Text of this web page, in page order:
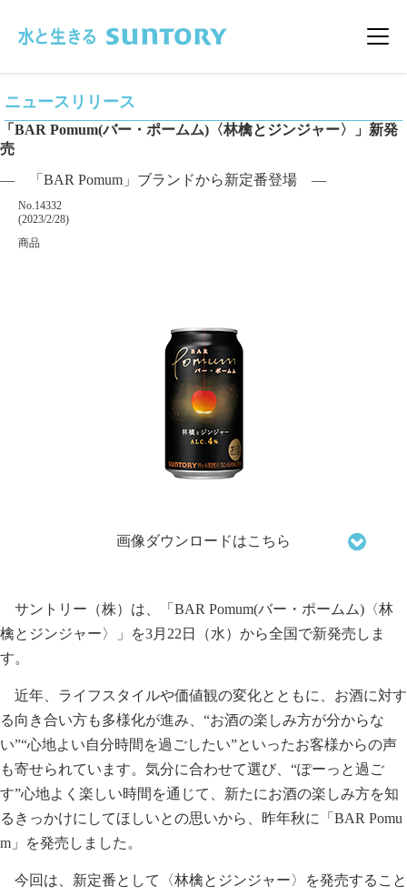
メ
ニュースリリース
「BAR Pomum(バー・ポームム)〈林檎とジンジャー〉」新発
売
― 「BAR Pomum」ブランドから新定番登場 ―
掲載番号
No.14332
掲載日
(2023/2/28)
カテゴリー
商品
画像ダウンロードはこちら
サントリー（株）は、「BAR Pomum(バー・ポームム)〈林
檎とジンジャー〉」を3月22日（水）から全国で新発売しま
す。
近年、ライフスタイルや価値観の変化とともに、お酒に対す
る向き合い方も多様化が進み、“お酒の楽しみ方が分からな
い”“心地よい自分時間を過ごしたい”といったお客様からの声
も寄せられています。気分に合わせて選び、“ぽーっと過ご
す”心地よく楽しい時間を通じて、新たにお酒の楽しみ方を知
るきっかけにしてほしいとの思いから、昨年秋に「BAR Pomu
m」を発売しました。
今回は、新定番として〈林檎とジンジャー〉を発売すること